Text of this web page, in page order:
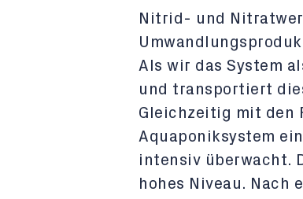
Nitrid- und
Als wir das System
und transportiert
Gleichzeitig mit den
Aquaponiksystem
intensiv überwacht.
hohes Niveau. Nach